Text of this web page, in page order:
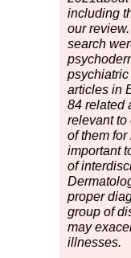
including
our
search
articles in
84 related
relevant to
of them
important
of
proper
group of
may
illnesses.